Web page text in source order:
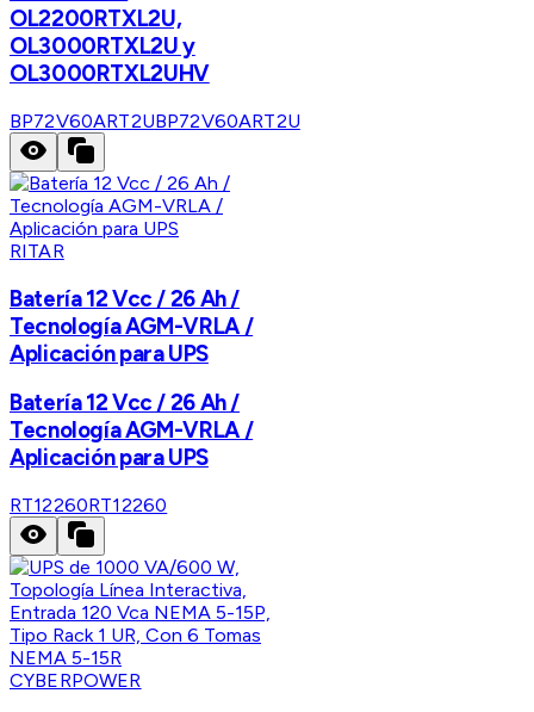
OL2200RTXL2U,
OL3000RTXL2U y
OL3000RTXL2UHV
BP72V60ART2UBP72V60ART2U
RITAR
Batería 12 Vcc / 26 Ah /
Tecnología AGM-VRLA /
Aplicación para UPS
Batería 12 Vcc / 26 Ah /
Tecnología AGM-VRLA /
Aplicación para UPS
RT12260RT12260
CYBERPOWER